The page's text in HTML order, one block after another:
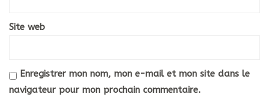
Site web
Enregistrer mon nom, mon e-mail et mon site dans le
navigateur pour mon prochain commentaire.